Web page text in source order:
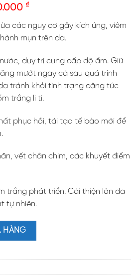
₫
các nguy cơ gây kích ứng, viêm
mụn trên da.
duy trì cung cấp độ ẩm. Giữ
mướt ngay cả sau quá trình
tránh khỏi tình trạng căng tức
trắng li ti.
phục hồi, tái tạo tế bào mới để
vết chân chim, các khuyết điểm
trắng phát triển. Cải thiện làn da
tự nhiên.
Exfoliating Cream For The Face 50ml
HÀNG